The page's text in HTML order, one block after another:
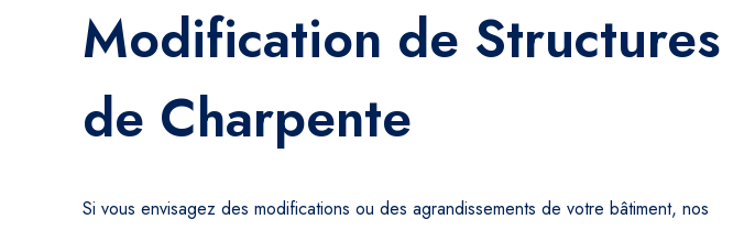
Modification de Structures
de Charpente
Si vous envisagez des modifications ou des agrandissements de votre bâtiment, nos